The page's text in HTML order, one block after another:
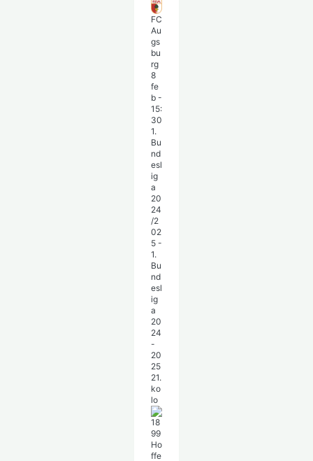
FC
Au
gs
bu
rg
8
fe
b -
15:
30
1.
Bu
nd
esl
ig
a
20
24
/2
02
5 -
1.
Bu
nd
esl
ig
a
20
24
-
20
25
21.
ko
lo